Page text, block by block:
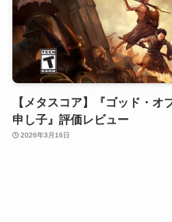
【メタスコア】『ゴッド・オ
申し子』評価レビュー
2026年3月16日